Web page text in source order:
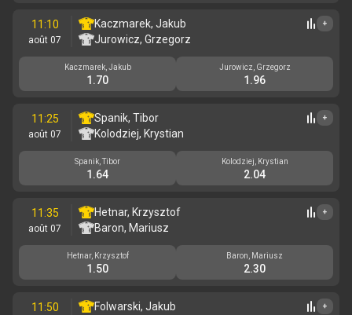
11:10
août 07
Kaczmarek, Jakub
Jurowicz, Grzegorz
+
Kaczmarek, Jakub
1.70
Jurowicz, Grzegorz
1.96
11:25
août 07
Spanik, Tibor
Kolodziej, Krystian
+
Spanik, Tibor
1.64
Kolodziej, Krystian
2.04
11:35
août 07
Hetnar, Krzysztof
Baron, Mariusz
+
Hetnar, Krzysztof
1.50
Baron, Mariusz
2.30
11:50
Folwarski, Jakub
+